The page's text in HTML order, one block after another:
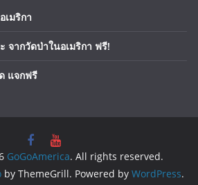
มริกา
จากวัดป่าในอเมริกา ฟรี!
แจกฟรี
GoGoAmerica. All rights reserved.
by ThemeGrill. Powered by WordPress.